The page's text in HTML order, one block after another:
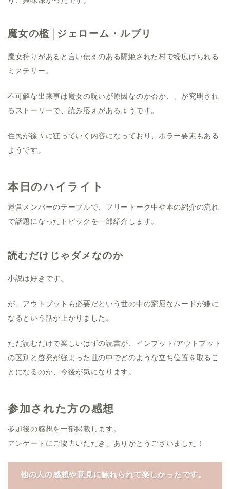
魔女の檻│ジェローム・ルブリ
魔女狩りがあると言い伝えのある隔絶された村で繰広げられる
ミステリー。
不可解な出来事は魔女の呪いが原因なのか否か、、が究明され
るストーリーで、読み応えがあるようです。
住民が徐々に狂っていく内容になっており、ホラー要素もある
ようです。
本日のハイライト
運営メンバーのテーブルで、フリートーク中や本の紹介の流れ
で話題になったトピックを一部紹介します。
読むだけじゃダメなのか
小説は好きです。
が、アウトプットも必要だという世の中の窮屈なムードが嫌に
なるという話が上がりました。
ただ読むだけで楽しいはずの読書が、インプット/アウトプット
の区別と啓発が強まった世の中でどのような立ち位置を取るこ
とになるのか、今後が気になります。
参加された方の感想
参加後の感想を一部掲載します。
アンケートにご協力いただき、ありがとうございました！
他の人の感想や意見に触れられて楽しかったです。